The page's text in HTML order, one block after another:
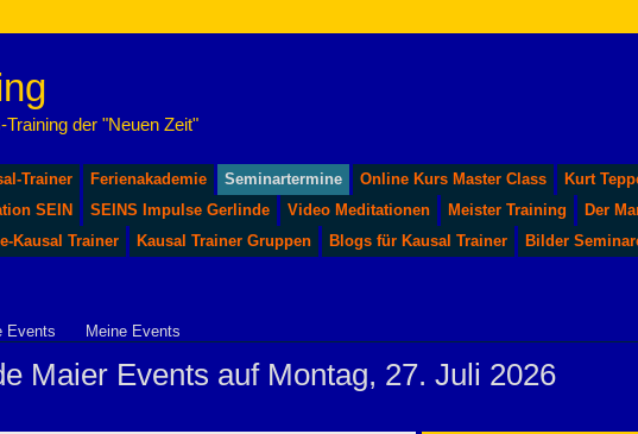
der "Neuen Zeit"
Trainer Ferienakademie Seminartermine Online Kurs Master Class
Kurt
SEIN SEINS Impulse Gerlinde Video Meditationen Meister Training
Der
Kausal Trainer Kausal Trainer Gruppen Blogs für Kausal Trainer Bilder
Events Meine Events
Maier Events auf Montag, 27. Juli 2026